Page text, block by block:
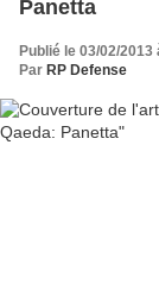
Panetta
Publié le 03/02/2013
Par RP Defense